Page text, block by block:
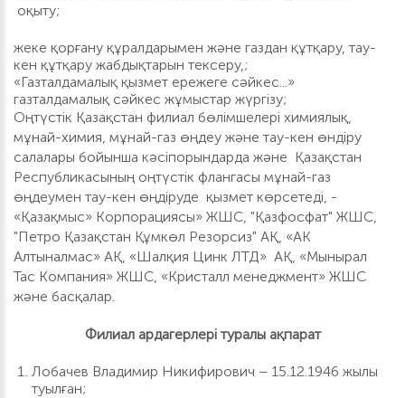
оқыту;
жеке қорғану құралдарымен және газдан құтқару, тау-
кен құтқару жабдықтарын тексеру,;
«Газталдамалық қызмет ережеге сәйкес...»
газталдамалық сәйкес жұмыстар жүргізу;
Оңтүстік Қазақстан филиал бөлімшелері химиялық,
мұнай-химия, мұнай-газ өңдеу және тау-кен өндіру
салалары бойынша кәсіпорындарда және Қазақстан
Республикасының оңтүстік флангасы мұнай-газ
өңдеумен тау-кен өңдіруде қызмет көрсетеді, -
«Қазақмыс» Корпорациясы» ЖШС, "Қазфосфат" ЖШС,
"Петро Қазақстан Құмкөл Резорсиз" АҚ, «АК
Алтыналмас» АҚ, «Шалқия Цинк ЛТД» АҚ, «Мынырал
Тас Компания» ЖШС, «Кристалл менеджмент» ЖШС
және басқалар.
Филиал ардагерлері туралы ақпарат
Лобачев Владимир Никифирович – 15.12.1946 жылы
туылған;